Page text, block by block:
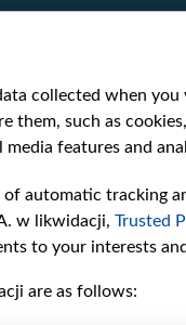
collected when
them, such as
features and
automatic tracking
w likwidacji, Trusted
to your interests
are as follows: